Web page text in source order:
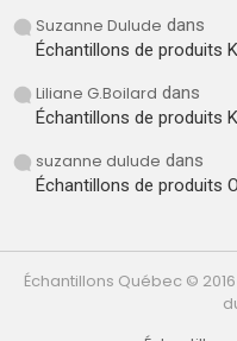
Suzanne Dulude dans
Échantillons de produits
Liliane G.Boilard dans
Échantillons de produits
suzanne dulude dans
Échantillons de produits
Échantillons Québec ©